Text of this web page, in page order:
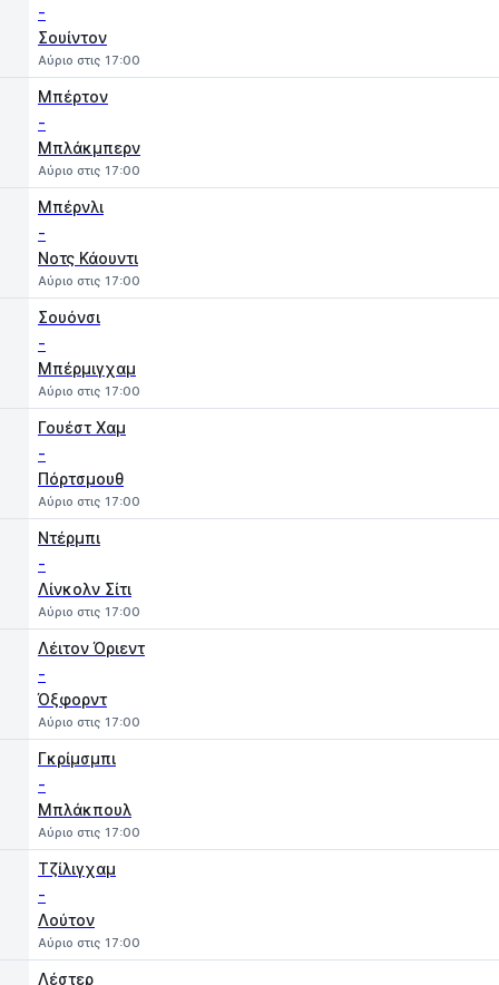
-
Σουίντον
Αύριο στις 17:00
Μπέρτον
-
Μπλάκμπερν
Αύριο στις 17:00
Μπέρνλι
-
Νοτς Κάουντι
Αύριο στις 17:00
Σουόνσι
-
Μπέρμιγχαμ
Αύριο στις 17:00
Γουέστ Χαμ
-
Πόρτσμουθ
Αύριο στις 17:00
Ντέρμπι
-
Λίνκολν Σίτι
Αύριο στις 17:00
Λέιτον Όριεντ
-
Όξφορντ
Αύριο στις 17:00
Γκρίμσμπι
-
Μπλάκπουλ
Αύριο στις 17:00
Τζίλιγχαμ
-
Λούτον
Αύριο στις 17:00
Λέστερ